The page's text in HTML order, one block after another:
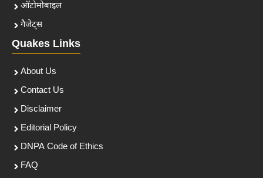
ऑटोमोबाइल
गैजेट्स
Quakes Links
About Us
Contact Us
Disclaimer
Editorial Policy
DNPA Code of Ethics
FAQ